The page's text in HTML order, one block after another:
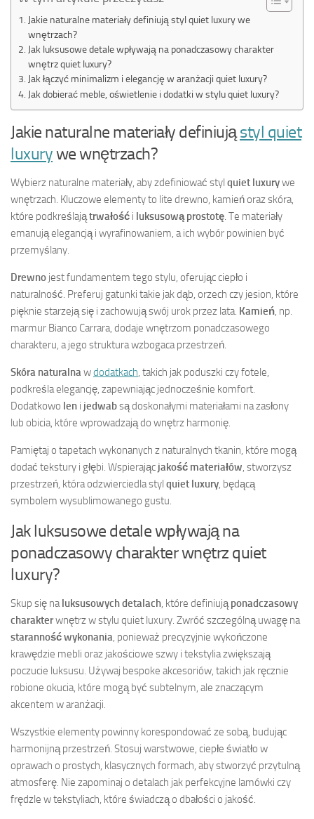
Jakie naturalne materiały definiują styl quiet luxury we
wnętrzach?
Jak luksusowe detale wpływają na ponadczasowy charakter
wnętrz quiet luxury?
Jak łączyć minimalizm i elegancję w aranżacji quiet luxury?
Jak dobierać meble, oświetlenie i dodatki w stylu quiet luxury?
Jakie naturalne materiały definiująstyl quiet
luxurywe wnętrzach?
Wybierz naturalne materiały, aby zdefiniować styl quiet luxurywe
wnętrzach. Kluczowe elementy to lite drewno, kamień oraz skóra,
które podkreślajątrwałość i luksusową prostotę . Te materiały
emanują elegancją i wyrafinowaniem, a ich wybór powinien być
przemyślany.
Drewno jest fundamentem tego stylu, oferując ciepło i
naturalność. Preferuj gatunki takie jak dąb, orzech czy jesion, które
pięknie starzeją się i zachowują swój urok przez lata. Kamień , np.
marmur Bianco Carrara, dodaje wnętrzom ponadczasowego
charakteru, a jego struktura wzbogaca przestrzeń.
Skóra naturalna wdodatkach , takich jak poduszki czy fotele,
podkreśla elegancję, zapewniając jednocześnie komfort.
Dodatkowo len i jedwabsą doskonałymi materiałami na zasłony
lub obicia, które wprowadzają do wnętrz harmonię.
Pamiętaj o tapetach wykonanych z naturalnych tkanin, które mogą
dodać tekstury i głębi. Wspierając jakość materiałów , stworzysz
przestrzeń, która odzwierciedla styl quiet luxury , będącą
symbolem wysublimowanego gustu.
Jak luksusowe detale wpływają na
ponadczasowy charakter wnętrz quiet
luxury?
Skup się na luksusowych detalach , które definiują ponadczasowy
charakterwnętrz w stylu quiet luxury. Zwróć szczególną uwagę na
staranność wykonania , ponieważ precyzyjnie wykończone
krawędzie mebli oraz jakościowe szwy i tekstylia zwiększają
poczucie luksusu. Używaj bespoke akcesoriów, takich jak ręcznie
robione okucia, które mogą być subtelnym, ale znaczącym
akcentem w aranżacji.
Wszystkie elementy powinny korespondować ze sobą, budując
harmonijną przestrzeń. Stosuj warstwowe, ciepłe światło w
oprawach o prostych, klasycznych formach, aby stworzyć przytulną
atmosferę. Nie zapominaj o detalach jak perfekcyjne lamówki czy
frędzle w tekstyliach, które świadczą o dbałości o jakość.